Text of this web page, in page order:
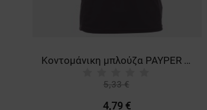
Κοντομάνικη μπλούζα PAYPER RUNNER BLACK
5,33 €
4,79 €